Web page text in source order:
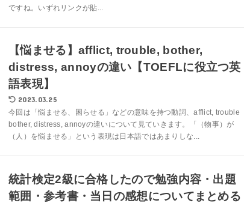
ですね。いずれリンクが貼...
【悩ませる】afflict, trouble, bother,
distress, annoyの違い【TOEFLに役立つ英
語表現】
2023.03.25
今回は「悩ませる、困らせる」などの意味を持つ動詞、afflict, trouble
bother, distress, annoyの違いについて見ていきます。「（物事）が
（人）を悩ませる」という表現は日本語ではあまりしな...
統計検定2級に合格したので勉強内容・出題
範囲・参考書・当日の感想についてまとめる